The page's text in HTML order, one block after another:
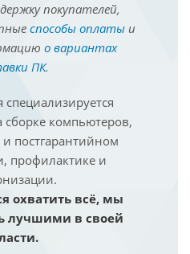
покупателей,
способы оплатыи
о вариантах
ПК.
компьютеров,
постгарантийном
профилактике и
охватить всё, мы
лучшими в своей